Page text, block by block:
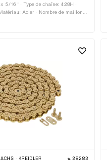
5/16" · Type de chaîne: 428H ·
Acier · Nombre de maillons:
roulement: 1829 mm · Type de